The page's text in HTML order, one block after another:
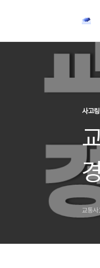
사고
교통